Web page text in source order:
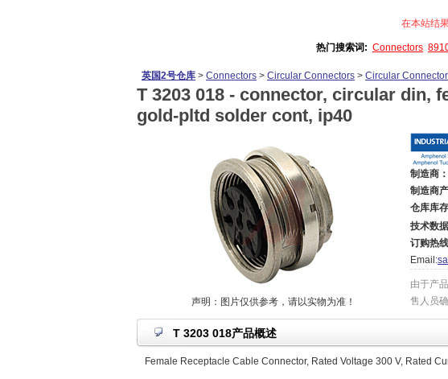
在本站结
热门搜索词: Connectors
英国2号仓库 > Connectors > Circular Connectors > Circular
T 3203 018 - connector, circular din,
gold-pltd solder cont, ip40
声明：图片仅供参考，请以实物为准！
制造商：
制造商
仓库库
技术数
订购热线
Email:
由于产
售人员
T 3203 018产品概述
Female Receptacle Cable Connector, Rated Voltage 300 V, Rated